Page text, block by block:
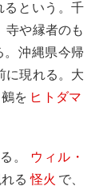
るという。千
寺や縁者のも
。沖縄県今帰
に現れる。大
を ヒトダマ
。
ウィル・
る 怪火 で、